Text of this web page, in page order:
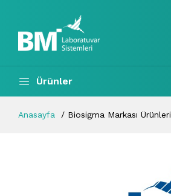
Ürünler
Anasayfa Biosigma Markası Ürünleri